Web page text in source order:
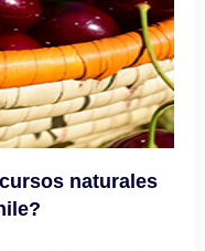
naturales